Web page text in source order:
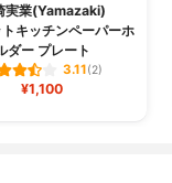
実業(Yamazaki)
キッチンペーパーホ
ダー プレート
3.11(2)
¥1,100